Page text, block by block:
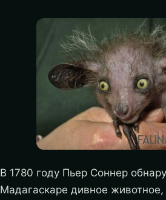
В 1780 году Пьер Соннер
Мадагаскаре дивное животное,